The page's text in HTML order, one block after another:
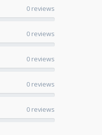
0 reviews
0 reviews
0 reviews
0 reviews
0 reviews